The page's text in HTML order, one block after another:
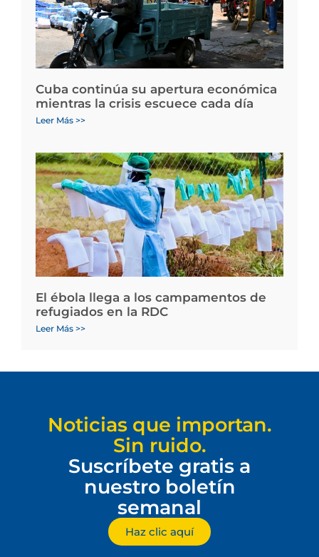
Cuba continúa su apertura económica
mientras la crisis escuece cada día
Leer Más >>
El ébola llega a los campamentos de
refugiados en la RDC
Leer Más >>
Noticias que importan.
Sin ruido.
Suscríbete gratis a
nuestro boletín
semanal
Haz clic aquí